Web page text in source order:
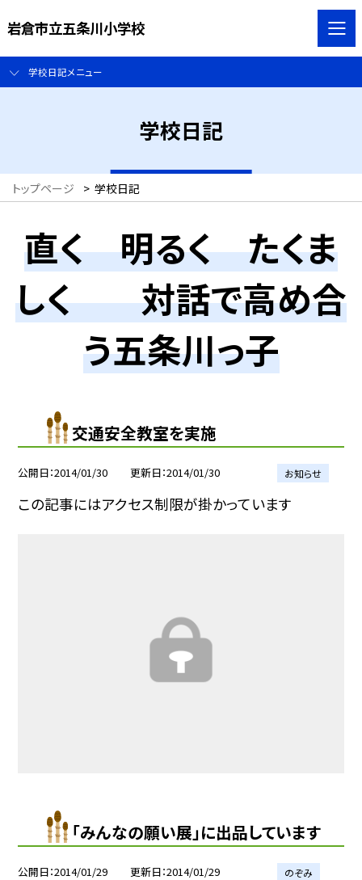
岩倉市立五条川小学校
学校日記メニュー
学校日記
トップページ > 学校日記
直く 明るく たくま
しく 対話で高め合
う五条川っ子
交通安全教室を実施
公開日 2014/01/30 更新日 2014/01/30 お知らせ
この記事にはアクセス制限が掛かっています
「みんなの願い展」に出品しています
公開日 2014/01/29 更新日 2014/01/29 のぞみ